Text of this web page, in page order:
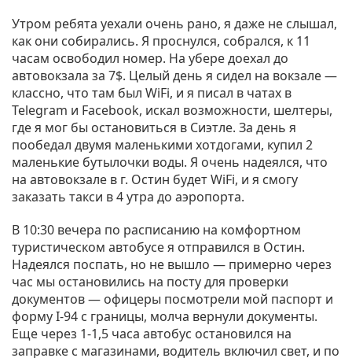
Утром ребята уехали очень рано, я даже не слышал,
как они собирались. Я проснулся, собрался, к 11
часам освободил номер. На убере доехал до
автовокзала за 7$. Целый день я сидел на вокзале —
классно, что там был WiFi, и я писал в чатах в
Telegram и Facebook, искал возможности, шелтеры,
где я мог бы остановиться в Сиэтле. За день я
пообедал двумя маленькими хотдогами, купил 2
маленькие бутылочки воды. Я очень надеялся, что
на автовокзале в г. Остин будет WiFi, и я смогу
заказать такси в 4 утра до аэропорта.
В 10:30 вечера по расписанию на комфортном
туристическом автобусе я отправился в Остин.
Надеялся поспать, но не вышло — примерно через
час мы остановились на посту для проверки
документов — офицеры посмотрели мой паспорт и
форму I-94 с границы, молча вернули документы.
Еще через 1-1,5 часа автобус остановился на
заправке с магазинами, водитель включил свет, и по